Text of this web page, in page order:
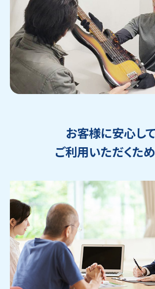
ウェブから1分
かんたん査定見積
お客様に安心して
ご利用いただくた